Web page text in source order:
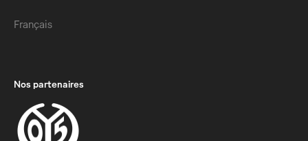
Français
Nos partenaires